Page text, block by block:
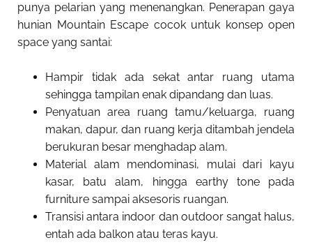
punya pelarian yang menenangkan. Penerapan gaya
hunian Mountain Escape cocok untuk konsep open
space yang santai:
Hampir tidak ada sekat antar ruang utama
sehingga tampilan enak dipandang dan luas.
Penyatuan area ruang tamu/keluarga, ruang
makan, dapur, dan ruang kerja ditambah jendela
berukuran besar menghadap alam.
Material alam mendominasi, mulai dari kayu
kasar, batu alam, hingga earthy tone pada
furniture sampai aksesoris ruangan.
Transisi antara indoor dan outdoor sangat halus,
entah ada balkon atau teras kayu.